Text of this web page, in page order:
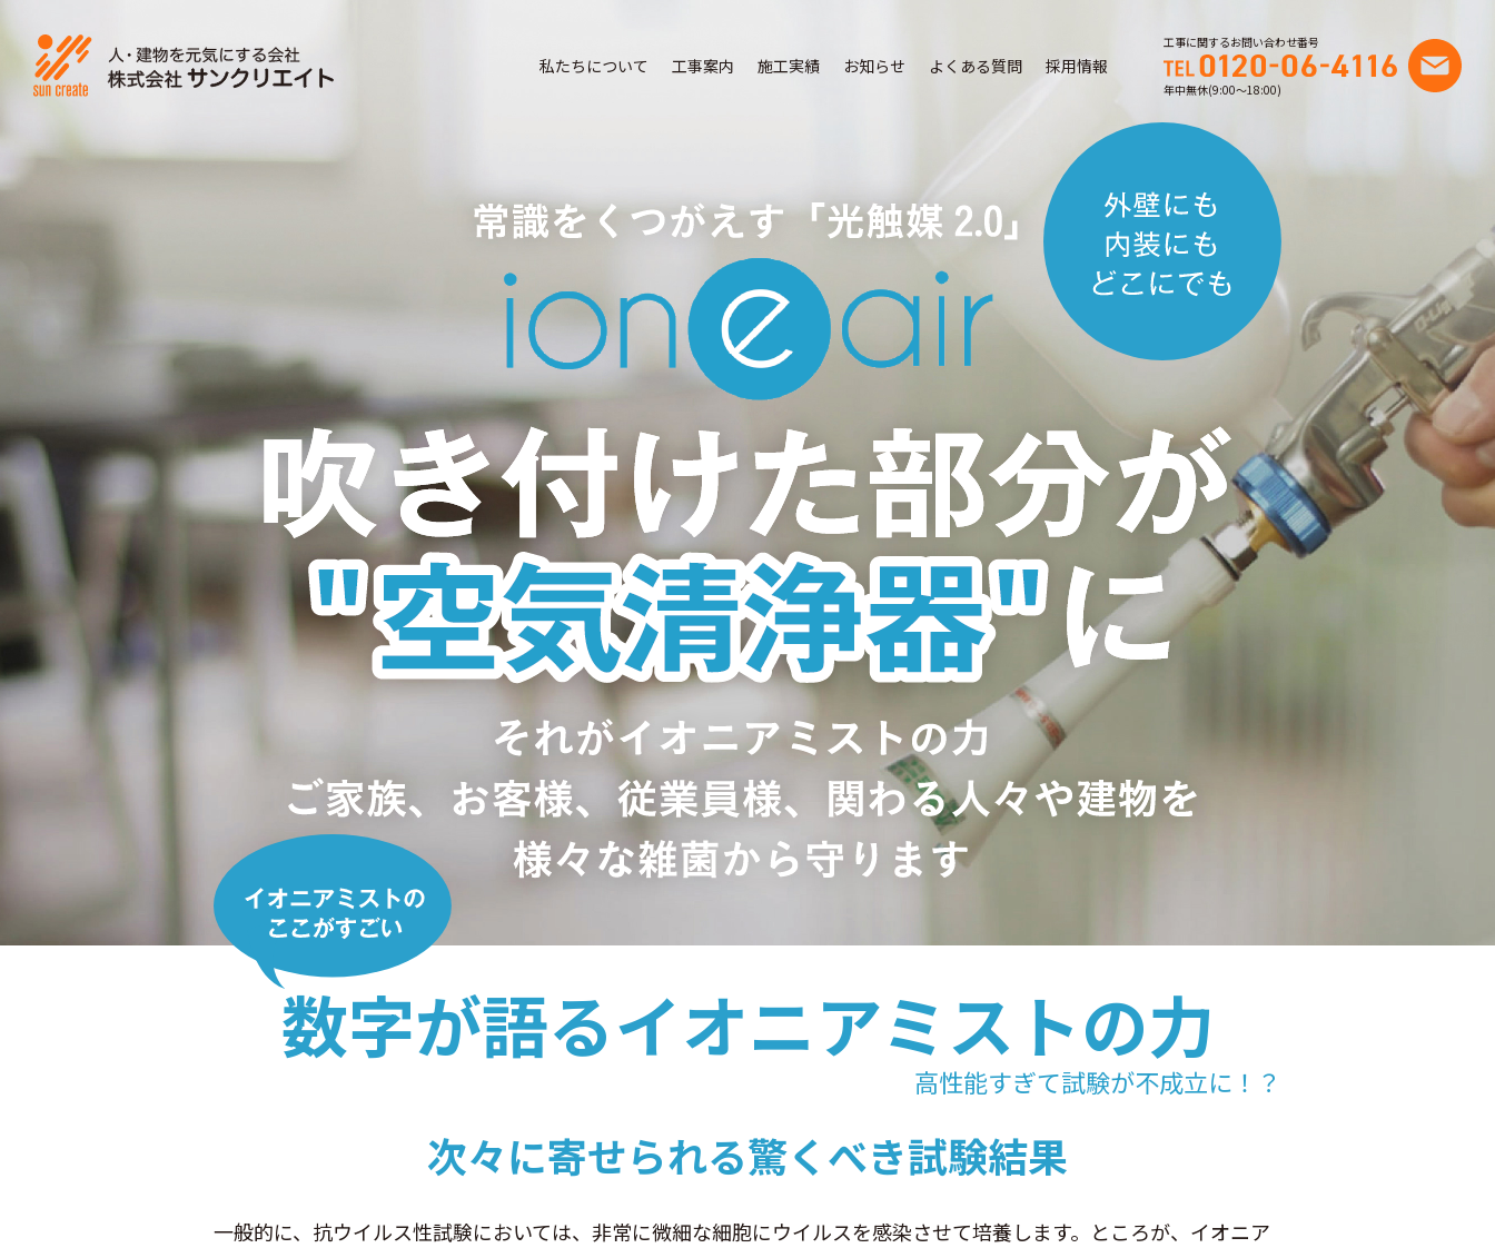
私たちについて 工事案内 施工実績 お知らせ よくある質問 採用情報
工事に関するお問い合わせ番号
年中無休(9:00〜18:00)
数字が語るイオニアミストの力
高性能すぎて試験が不成立に！？
次々に寄せられる驚くべき試験結果
一般的に、抗ウイルス性試験においては、非常に微細な細胞にウイルスを感染させて培養します。ところが、イオニア